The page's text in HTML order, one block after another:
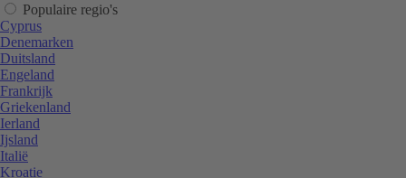
Populaire regio's
Cyprus
Denemarken
Duitsland
Engeland
Frankrijk
Griekenland
Ierland
Ijsland
Italië
Kroatie